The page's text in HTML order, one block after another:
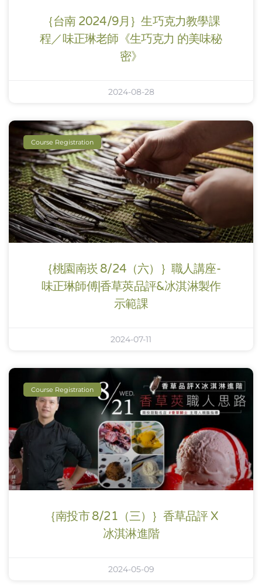
｛台南 2024/9月｝生巧克力教學課
程／味正琳老師《生巧克力 的美味秘
密》
2024-08-28
Course Registration
｛桃園南崁 8/24（六）｝職人講座-
味正琳師傅|香草莢品評&冰淇淋製作
示範課
2024-07-11
Course Registration
｛南投市 8/21（三）｝香草品評 X
冰淇淋進階
2024-05-09